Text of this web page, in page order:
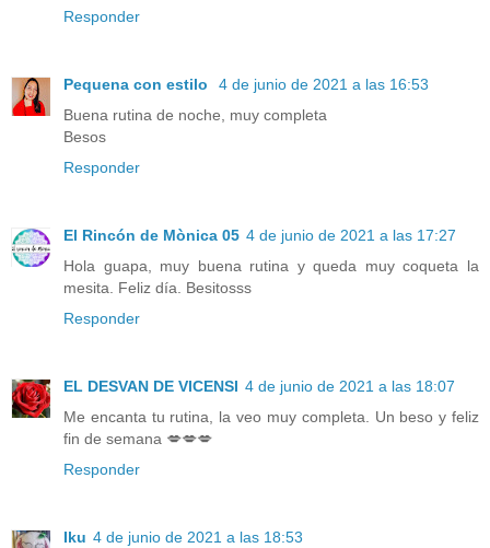
Responder
Pequena con estilo
4 de junio de 2021 a las 16:53
Buena rutina de noche, muy completa
Besos
Responder
El Rincón de Mònica 05 4 de junio de 2021 a las 17:27
Hola guapa, muy buena rutina y queda muy coqueta la
mesita. Feliz día. Besitosss
Responder
EL DESVAN DE VICENSI 4 de junio de 2021 a las 18:07
Me encanta tu rutina, la veo muy completa. Un beso y feliz
fin de semana 💋💋💋
Responder
Iku 4 de junio de 2021 a las 18:53